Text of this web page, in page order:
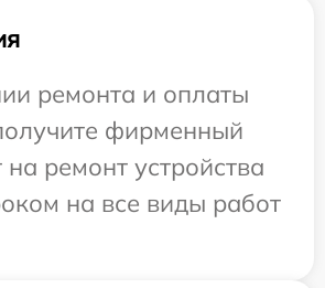
ремонта и оплаты
фирменный
ремонт устройства
на все виды работ